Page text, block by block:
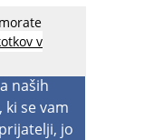
v
, zato
manj
naših
ki se vam
jo